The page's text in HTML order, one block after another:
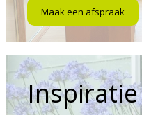
Maak een afspraak
Inspiratie